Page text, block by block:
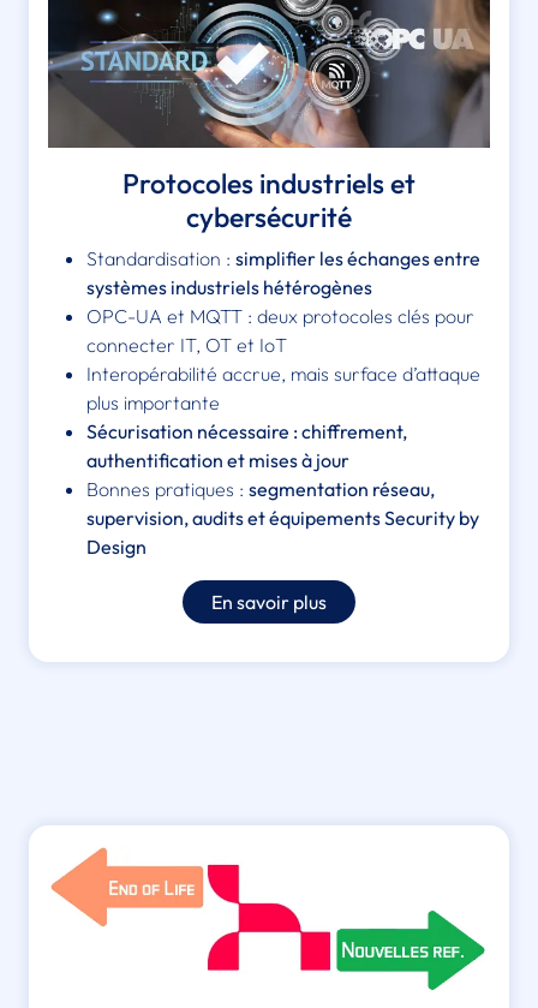
Protocoles industriels et
cybersécurité
Standardisation : simplifier les échanges entre
systèmes industriels hétérogènes
OPC-UA et MQTT : deux protocoles clés pour
connecter IT, OT et IoT
Interopérabilité accrue, mais surface d’attaque
plus importante
Sécurisation nécessaire : chiffrement,
authentification et mises à jour
Bonnes pratiques : segmentation réseau,
supervision, audits et équipements Security by
Design
En savoir plus